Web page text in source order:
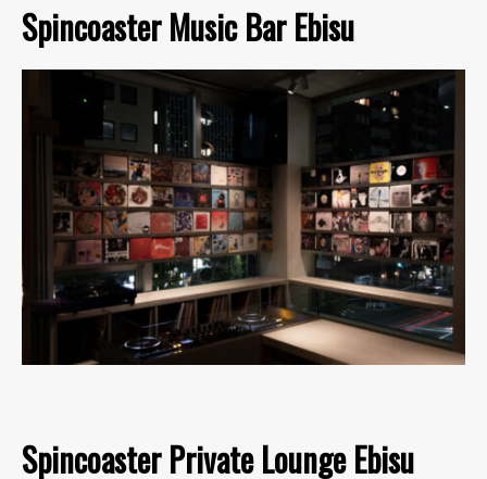
Spincoaster Music Bar Ebisu
Spincoaster Private Lounge Ebisu